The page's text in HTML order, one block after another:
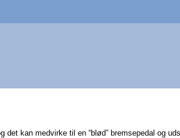
kan medvirke til en “blød” bremsepedal og